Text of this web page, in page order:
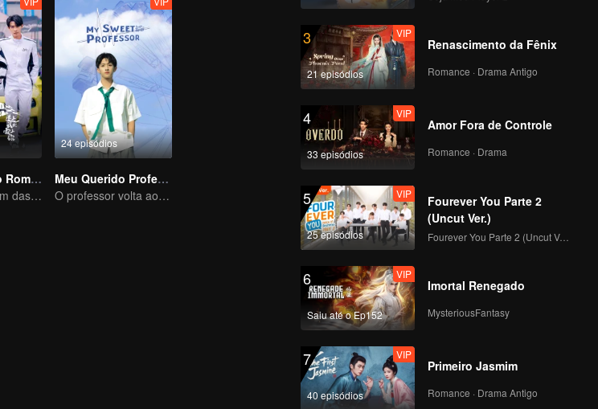
介质id上
恰好是少年_番外2_海外
Corrida para o Romance
O amor vai além das fronteiras, a Glory United como parceira
24 episódios
Meu Querido Professor
O professor volta ao campus como estudante.
3
21 episódios
VIP
Renascimento da Fênix
Romance · Drama Antigo
4
33 episódios
VIP
Amor Fora de Controle
Romance · Drama
5
25 episódios
VIP
Fourever You Parte 2
(Uncut Ver.)
Fourever You Parte 2 (Uncut Ver.)
6
Saiu até o Ep152
VIP
Imortal Renegado
MysteriousFantasy
7
40 episódios
VIP
Primeiro Jasmim
Romance · Drama Antigo